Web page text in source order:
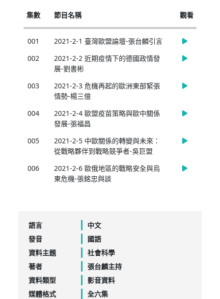
集數 節目名稱 觀看
001
2021-2-1 臺灣歐盟論壇-張台麟引言
002
2021-2-2 近期疫情下的德國政情發
展-劉書彬
003
2021-2-3 危機再起的歐洲東部緊張
情勢-楊三億
004
2021-2-4 歐盟疫苗策略與歐中關係
發展-張福昌
005
2021-2-5 中歐關係的轉變與未來：
從戰略夥伴到戰略競爭者-吳巨盟
006
2021-2-6 歐俄地區的戰略安全與烏
東危機-張銘忠與談
語言
中文
發音
國語
資料主題
社會科學
著者
張台麟主持
資料類型
影音資料
媒體格式
全六集